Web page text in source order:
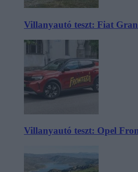
Villanyautó teszt: Fiat
Villanyautó teszt: Opel